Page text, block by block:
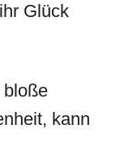
Glück
bloße
kann